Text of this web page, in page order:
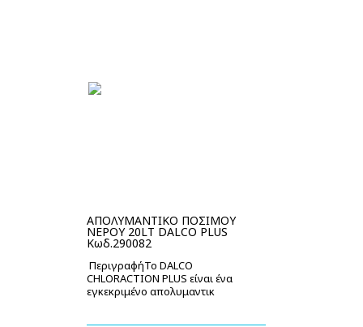
ΑΠΟΛΥΜΑΝΤΙΚΟ ΠΟΣΙΜΟΥ
ΝΕΡΟΥ 20LT DALCO PLUS
Κωδ.290082
ΠεριγραφήΤο DALCO
CHLORACTION PLUS είναι ένα
εγκεκριμένο απολυμαντικ